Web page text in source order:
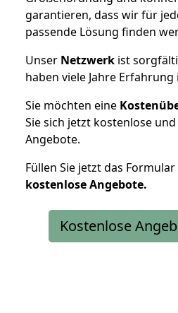
garantieren, dass wir für
passende Lösung finden
Unser Netzwerk ist
haben viele Jahre
Sie möchten eine
Sie sich jetzt kostenlose
Angebote.
Füllen Sie jetzt das
kostenloseAngebote.
Kostenlose